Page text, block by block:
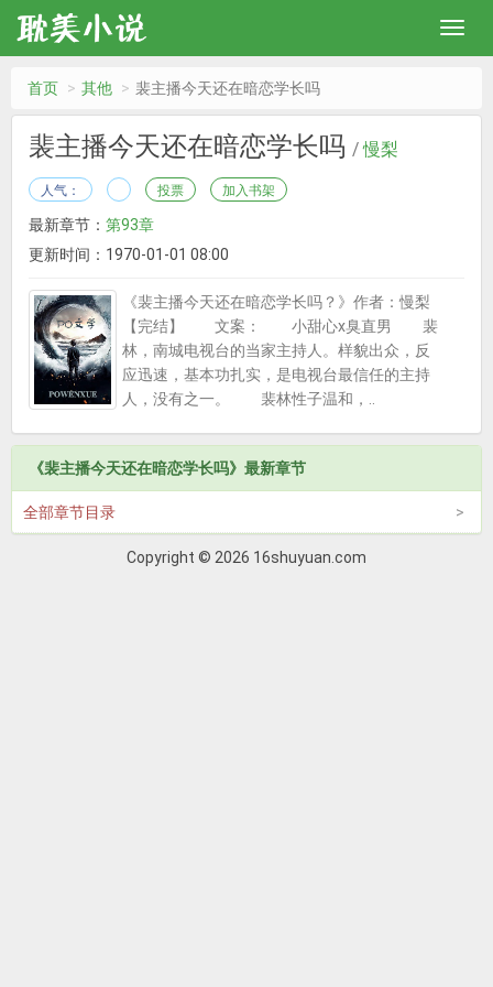
首页 其他 裴主播今天还在暗恋学长吗
裴主播今天还在暗恋学长吗 /慢梨
人气： 投票 加入书架
最新章节： 第93章
更新时间：1970-01-01 08:00
《裴主播今天还在暗恋学长吗？》作者：慢梨
【完结】 文案： 小甜心x臭直男 裴
林，南城电视台的当家主持人。样貌出众，反
应迅速，基本功扎实，是电视台最信任的主持
人，没有之一。 裴林性子温和，..
《裴主播今天还在暗恋学长吗》最新章节
全部章节目录
Copyright © 2026 16shuyuan.com